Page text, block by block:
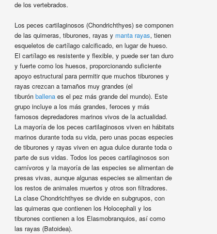
de los vertebrados.
Los peces cartilaginosos (Chondrichthyes) se componen
de las quimeras, tiburones, rayas y manta rayas, tienen
esqueletos de cartílago calcificado, en lugar de hueso.
El cartílago es resistente y flexible, y puede ser tan duro
y fuerte como los huesos, proporcionando suficiente
apoyo estructural para permitir que muchos tiburones y
rayas crezcan a tamaños muy grandes (el
tiburón ballenaes el pez más grande del mundo). Este
grupo incluye a los más grandes, feroces y más
famosos depredadores marinos vivos de la actualidad.
La mayoría de los peces cartilaginosos viven en hábitats
marinos durante toda su vida, pero unas pocas especies
de tiburones y rayas viven en agua dulce durante toda o
parte de sus vidas. Todos los peces cartilaginosos son
carnívoros y la mayoría de las especies se alimentan de
presas vivas, aunque algunas especies se alimentan de
los restos de animales muertos y otros son filtradores.
La clase Chondrichthyes se divide en subgrupos, con
las quimeras que contienen los Holocephali y los
tiburones contienen a los Elasmobranquios, así como
las rayas (Batoidea).